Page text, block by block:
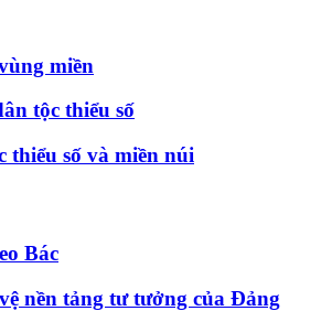
miền
tộc thiểu số
thiểu số và miền núi
Bác
nền tảng tư tưởng của Đảng